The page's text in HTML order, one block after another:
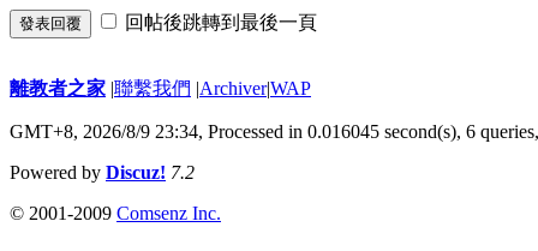
發表回覆 回帖後跳轉到最後一頁
離教者之家 |聯繫我們 |Archiver|WAP
GMT+8, 2026/8/9 23:34, Processed in 0.016045 second(s), 6
Powered by Discuz! 7.2
© 2001-2009 Comsenz Inc.